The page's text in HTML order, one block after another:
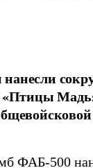
«Птицы
ФАБ-500